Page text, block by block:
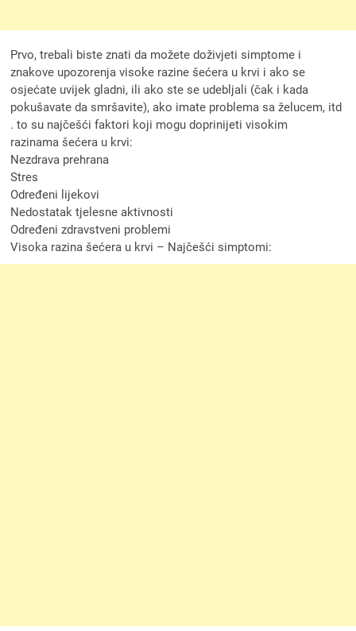
Prvo, trebali biste znati da možete doživjeti simptome i
znakove upozorenja visoke razine šećera u krvi i ako se
osjećate uvijek gladni, ili ako ste se udebljali (čak i kada
pokušavate da smršavite), ako imate problema sa želucem, itd
. to su najčešći faktori koji mogu doprinijeti visokim
razinama šećera u krvi:
Nezdrava prehrana
Stres
Određeni lijekovi
Nedostatak tjelesne aktivnosti
Određeni zdravstveni problemi
Visoka razina šećera u krvi – Najčešći simptomi: